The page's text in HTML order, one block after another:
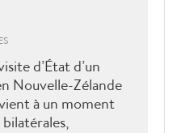
d’État d’un
Nouvelle-Zélande
à un moment